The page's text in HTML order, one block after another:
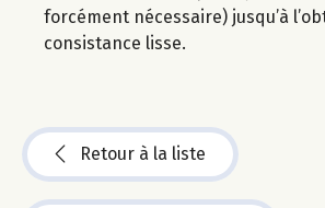
forcément nécessaire) jusqu’à
consistance lisse.
Retour à la liste